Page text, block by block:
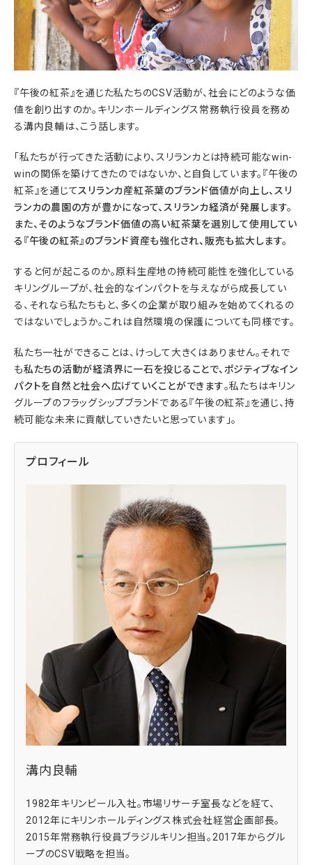
『午後の紅茶』を通じた私たちのCSV活動が、社会にどのような価
値を創り出すのか。キリンホールディングス常務執行役員を務め
る溝内良輔は、こう話します。
「私たちが行ってきた活動により、スリランカとは持続可能なwin-
winの関係を築けてきたのではないか、と自負しています。『午後の
紅茶』を通じてスリランカ産紅茶葉のブランド価値が向上し、スリ
ランカの農園の方が豊かになって、スリランカ経済が発展します。
また、そのようなブランド価値の高い紅茶葉を選別して使用してい
る『午後の紅茶』のブランド資産も強化され、販売も拡大します。
すると何が起こるのか。原料生産地の持続可能性を強化している
キリングループが、社会的なインパクトを与えながら成長してい
る、それなら私たちもと、多くの企業が取り組みを始めてくれるの
ではないでしょうか。これは自然環境の保護についても同様です。
私たち一社ができることは、けっして大きくはありません。それで
も私たちの活動が経済界に一石を投じることで、ポジティブなイン
パクトを自然と社会へ広げていくことができます。私たちはキリン
グループのフラッグシップブランドである『午後の紅茶』を通じ、持
続可能な未来に貢献していきたいと思っています」。
プロフィール
溝内良輔
1982年キリンビール入社。市場リサーチ室長などを経て、
2012年にキリンホールディングス株式会社経営企画部長。
2015年常務執行役員ブラジルキリン担当。2017年からグル
ープのCSV戦略を担当。